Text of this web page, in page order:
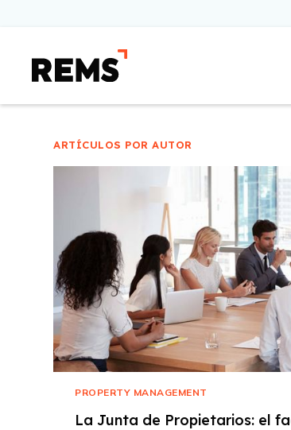
ARTÍCULOS POR AUTOR
PROPERTY MANAGEMENT
La Junta de Propietarios: el